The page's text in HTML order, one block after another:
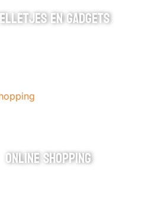
EN GADGETS
ONLINE SHOPPING